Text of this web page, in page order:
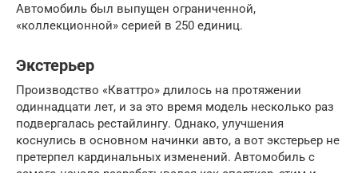
Автомобиль был выпущен ограниченной,
«коллекционной» серией в 250 единиц.
Экстерьер
Производство «Кваттро» длилось на протяжении
одиннадцати лет, и за это время модель несколько раз
подвергалась рестайлингу. Однако, улучшения
коснулись в основном начинки авто, а вот экстерьер не
претерпел кардинальных изменений. Автомобиль с